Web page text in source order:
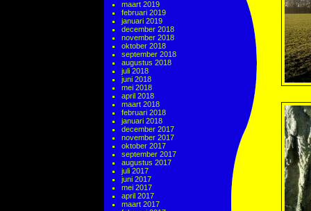
maart 2019
februari 2019
januari 2019
december 2018
november 2018
oktober 2018
september 2018
augustus 2018
juli 2018
juni 2018
mei 2018
april 2018
maart 2018
februari 2018
januari 2018
december 2017
november 2017
oktober 2017
september 2017
augustus 2017
juli 2017
juni 2017
mei 2017
april 2017
maart 2017